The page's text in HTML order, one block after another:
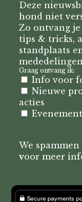
Deze
hond niet
Zo ontvang
tips & tricks,
standplaats
Graag ontvang ik:
Info voor
Nieuwe
acties
We
voor meer